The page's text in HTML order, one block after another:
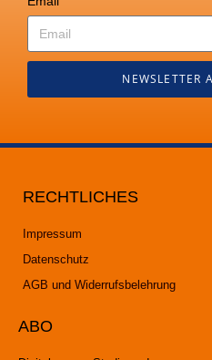
NEWSLETTER
RECHTLICHES
Impressum
Datenschutz
AGB und Widerrufsbelehrung
ABO